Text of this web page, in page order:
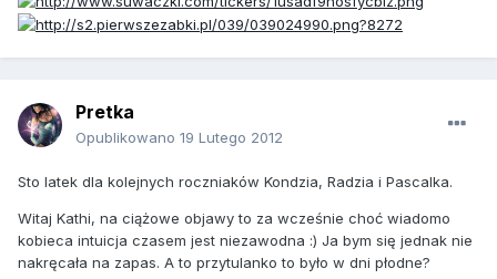
Pretka
Opublikowano 19 Lutego 2012
Sto latek dla kolejnych roczniaków Kondzia, Radzia i Pascalka.
Witaj Kathi, na ciążowe objawy to za wcześnie choć wiadomo
kobieca intuicja czasem jest niezawodna :) Ja bym się jednak nie
nakręcała na zapas. A to przytulanko to było w dni płodne?